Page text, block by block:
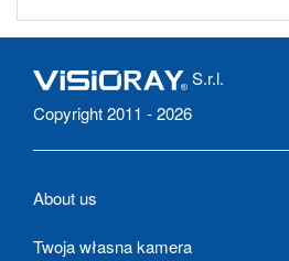
S.r.l.
Copyright 2011 - 2026
About us
Twoja własna kamera